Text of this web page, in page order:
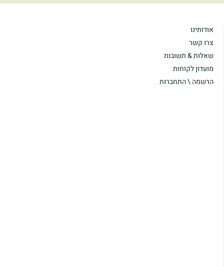
אודותינו
צרו קשר
שאלות & תשובות
מועדון לקוחות
הרשמה \ התחברות